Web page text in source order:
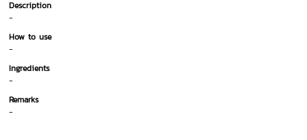
Description
-
How to use
-
Ingredients
-
Remarks
-